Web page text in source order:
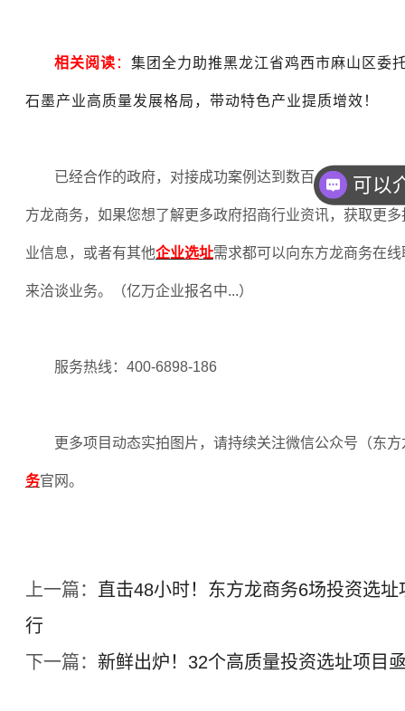
相关阅读 ： 集团全力助推黑龙江省鸡西市麻山区委
石墨产业高质量发展格局，带动特色产业提质增效！
已经合作的政府，对接成功案例达到数百，欢迎企业
方龙商务，如果您想了解更多政府招商行业资讯，获取更
业信息，或者有其他企业选址需求都可以向东方龙商务在
来洽谈业务。（亿万企业报名中...）
服务热线： 400-6898-186
更多项目动态实拍图片，请持续关注微信公众号（东
务官网。
上一篇： 直击48小时！东方龙商务6场投资选
行
下一篇： 新鲜出炉！32个高质量投资选址项目